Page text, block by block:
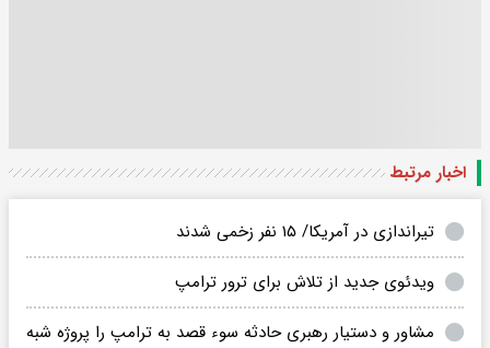
اخبار مرتبط
تیراندازی در آمریکا/ ۱۵ نفر زخمی شدند
ویدئوی جدید از تلاش برای ترور ترامپ
مشاور و دستیار رهبری حادثه سوء قصد به ترامپ را پروژه شبه